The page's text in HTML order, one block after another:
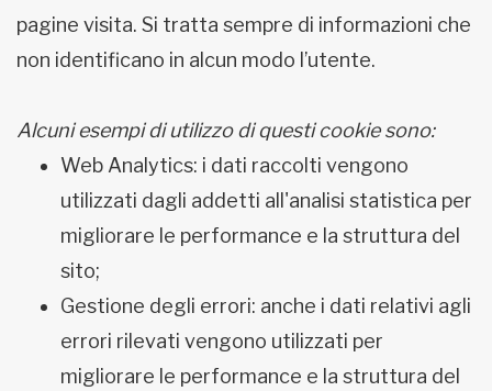
pagine visita. Si tratta sempre di informazioni che
non identificano in alcun modo l’utente.
Alcuni esempi di utilizzo di questi cookie sono:
Web Analytics: i dati raccolti vengono
utilizzati dagli addetti all'analisi statistica per
migliorare le performance e la struttura del
sito;
Gestione degli errori: anche i dati relativi agli
errori rilevati vengono utilizzati per
migliorare le performance e la struttura del